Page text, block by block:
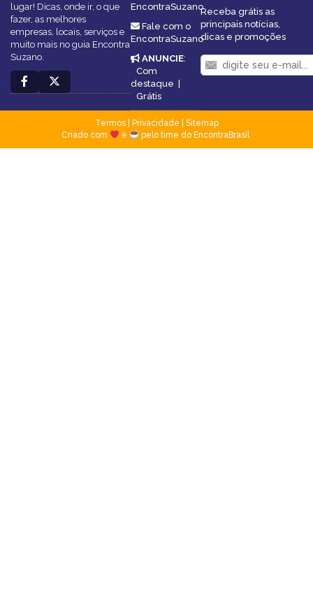
lugar! Dicas, onde ir, o que
fazer, as melhores
empresas, locais, serviços e
muito mais no guia Encontra
Suzano.
EncontraSuzano
Fale com o
EncontraSuzano
ANUNCIE:
Com
destaque
Grátis
Receba grátis as
principais notícias,
dicas e promoções
Termos| Privacidade
Sitemap
Criado com
e pelo time do EncontraBrasil